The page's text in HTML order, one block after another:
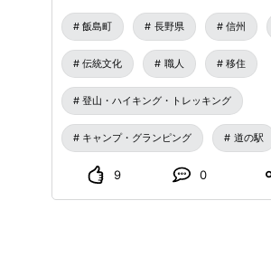
飯島町のおすすめ情報や最新情報
でよろしくお願いいたします！ ◇◇長野県飯島町と
は？ 飯島町には全国的に有名な花
春には「千人塚水中花火大会」、
花火」、秋の9月～10月には毎週
は「大晦日新春花火大会」と、年
火が打ちあがる、飯島町の町民に
な存在です。 また、古くから「わら細工（藁細工）」
飯島町 長野県 信州
伝統文化 職人 移住
登山・ハイキング・トレッキング
キャンプ・グランピング 道の駅
9 0